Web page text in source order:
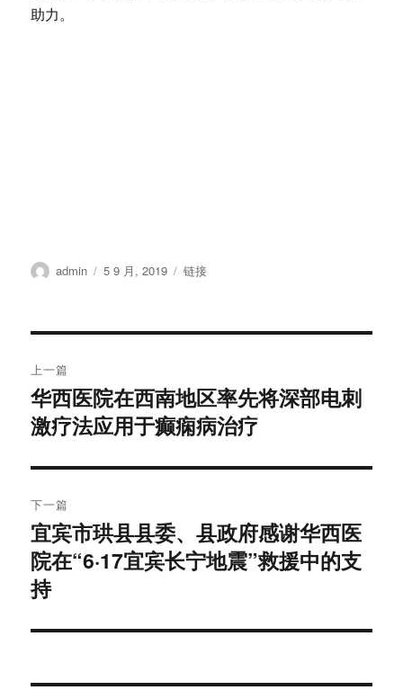
助力。
作
admin
发
5 9 月, 2019
格
链接
章
导
航
上一篇
上
篇
章：
华西医院在西南地区率先将深部电刺
激疗法应用于癫痫病治疗
下一篇
下
篇
文
宜宾市珙县县委、县政府感谢华西医
院在“6·17宜宾长宁地震”救援中的支
持